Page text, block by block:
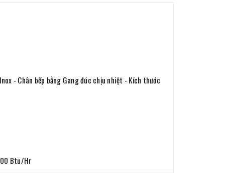
- Chân bếp bằng Gang đúc chịu nhiệt - Kích thước
Btu/Hr